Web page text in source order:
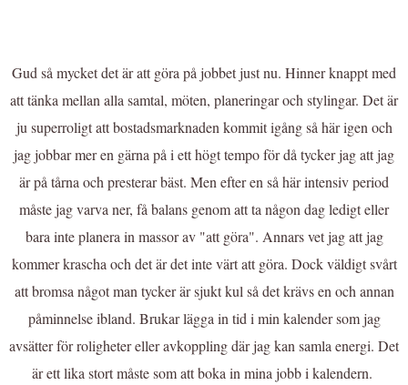
Gud så mycket det är att göra på jobbet just nu. Hinner knappt med
att tänka mellan alla samtal, möten, planeringar och stylingar. Det är
ju superroligt att bostadsmarknaden kommit igång så här igen och
jag jobbar mer en gärna på i ett högt tempo för då tycker jag att jag
är på tårna och presterar bäst. Men efter en så här intensiv period
måste jag varva ner, få balans genom att ta någon dag ledigt eller
bara inte planera in massor av "att göra". Annars vet jag att jag
kommer krascha och det är det inte värt att göra. Dock väldigt svårt
att bromsa något man tycker är sjukt kul så det krävs en och annan
påminnelse ibland. Brukar lägga in tid i min kalender som jag
avsätter för roligheter eller avkoppling där jag kan samla energi. Det
är ett lika stort måste som att boka in mina jobb i kalendern.